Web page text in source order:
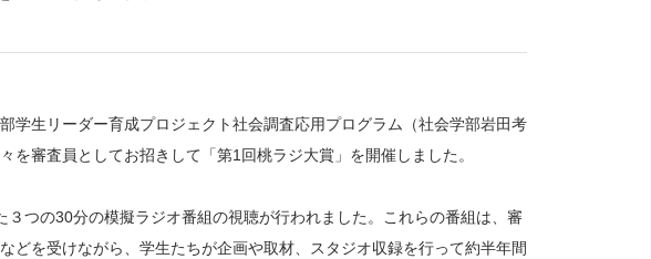
学生リーダー育成プロジェクト社会調査応用プログラム（社会学部岩田考
審査員としてお招きして「第1回桃ラジ大賞」を開催しました。
つの30分の模擬ラジオ番組の視聴が行われました。これらの番組は、審
どを受けながら、学生たちが企画や取材、スタジオ収録を行って約半年間